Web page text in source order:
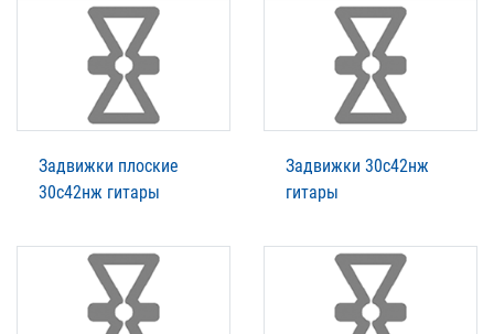
Задвижки плоские
30с42нж гитары
Задвижки 30с42нж
гитары